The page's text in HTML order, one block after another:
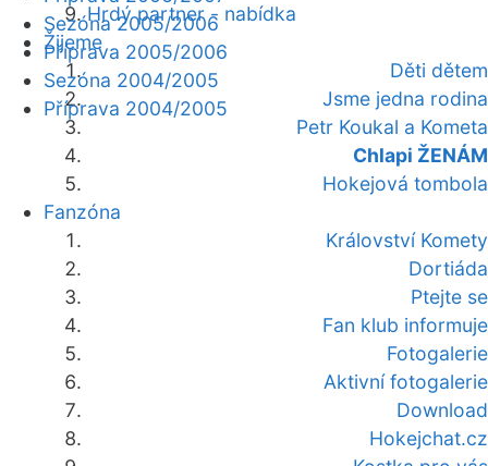
Hrdý partner - nabídka
Žijeme
Děti dětem
Jsme jedna rodina
Petr Koukal a Kometa
Chlapi ŽENÁM
Hokejová tombola
Fanzóna
Království Komety
Dortiáda
Ptejte se
Fan klub informuje
Fotogalerie
Aktivní fotogalerie
Download
Hokejchat.cz
Sezóna 2005/2006
Příprava 2005/2006
Sezóna 2004/2005
Příprava 2004/2005